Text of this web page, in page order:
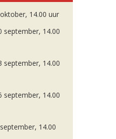
14.00 uur
september, 14.00
september, 14.00
september, 14.00
14.00